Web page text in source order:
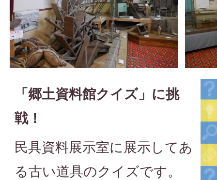
「郷土資料館クイズ」に挑
戦！
民具資料展示室に展示してあ
る古い道具のクイズです。